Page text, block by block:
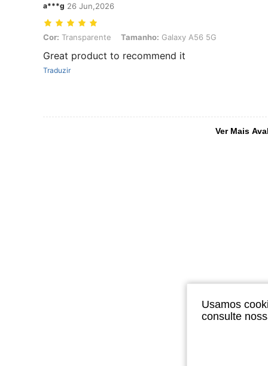
a***g 26 Jun,2026
Cor: Transparente, Tamanho: Galaxy A56 5G
Cor: Transparente Tamanho: Galaxy A56 5G
Great product to recommend it
Traduzir
Ver Mais
Usamos
consulte